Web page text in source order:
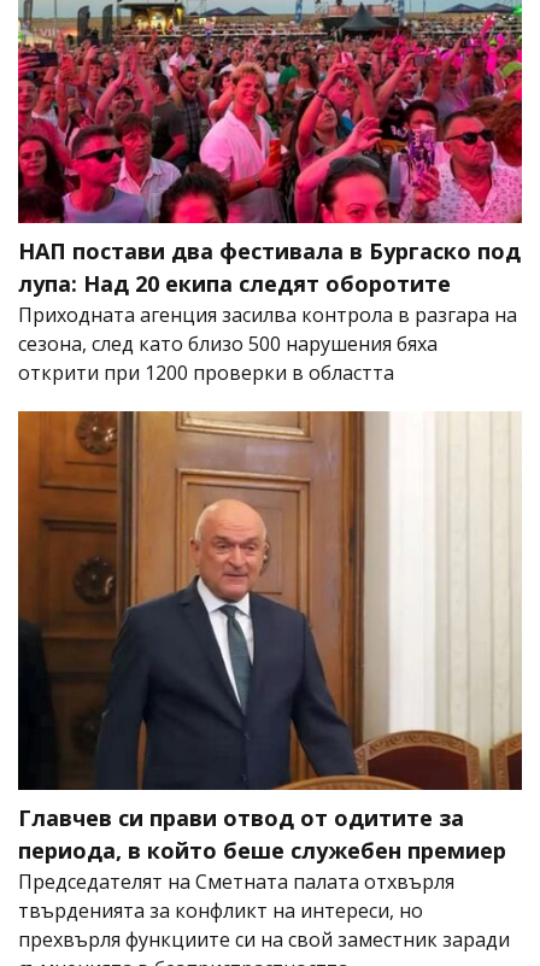
НАП постави два фестивала в Бургаско под
лупа: Над 20 екипа следят оборотите
Приходната агенция засилва контрола в разгара на
сезона, след като близо 500 нарушения бяха
открити при 1200 проверки в областта
Главчев си прави отвод от одитите за
периода, в който беше служебен премиер
Председателят на Сметната палата отхвърля
твърденията за конфликт на интереси, но
прехвърля функциите си на свой заместник заради